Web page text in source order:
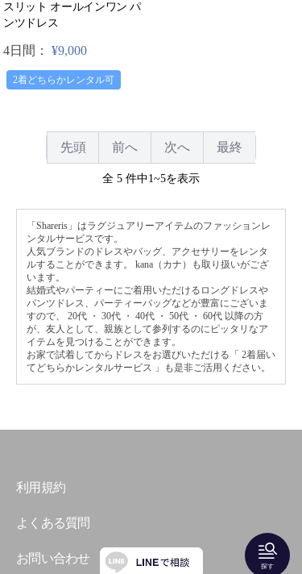
スリット オールインワン パ
ンツドレス
4日間： ¥9,000
2着どちらかレンタル可
先頭 前へ 次へ 最終
全 5 件中1~5を表示
「Shareris」はラグジュアリーアイテムのファッションレ
ンタルサービスです。
人気ブランドのドレスやバッグ、アクセサリーをレンタ
ルすることができます。 kana（カナ）も取り扱いがござ
います。
結婚式やパーティーにご着用いただけるロングドレスや
パンツドレス、パーティーバッグなどが豊富にございま
すので、 20代 ・ 30代 ・ 40代 ・ 50代 ・ 60代 以降の方
が、友人として、親族として参列するのにピッタリなア
イテムを見つけることができます。
お家で試着してからドレスをお選びいただける「 2着届い
てどちらかレンタルサービス 」も是非ご活用ください。
探す
利用規約
よくある質問
お問い合わせ